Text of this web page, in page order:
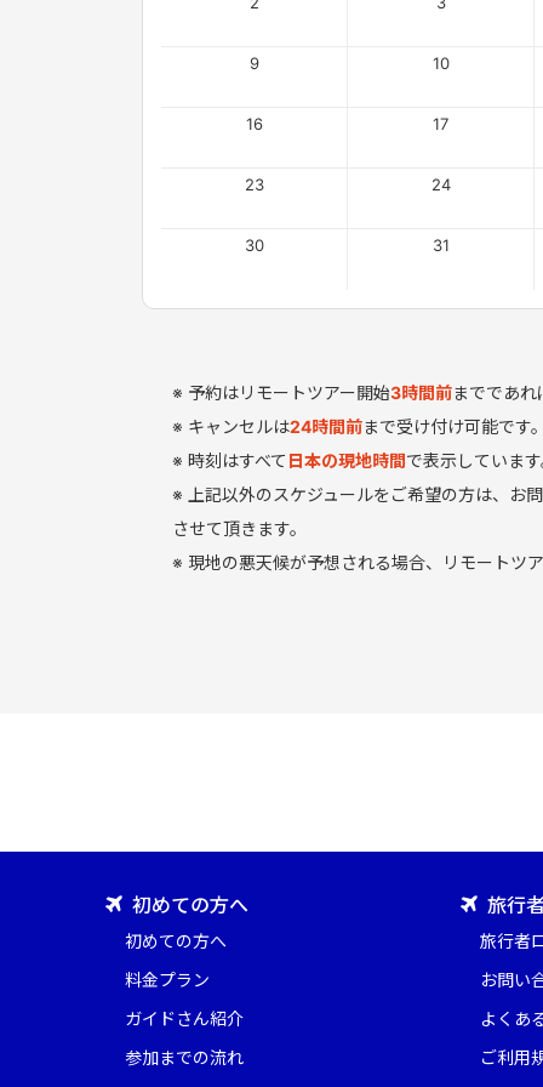
9 10
16 17
23 24
30 31
予約はリモートツアー開始3時間前までであ
キャンセルは24時間前まで受け付け可能です
時刻はすべて 日本の現地時間で表示していま
上記以外のスケジュールをご希望の方は、お
させて頂きます。
現地の悪天候が予想される場合、リモートツ
初めての方へ
初めての方へ
料金プラン
ガイドさん紹介
参加までの流れ
旅行
旅行者
お問い
よくあ
ご利用